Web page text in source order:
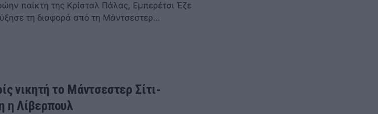
παίκτη της Κρίσταλ Πάλας, Εμπερέτσι Έζε
τη διαφορά από τη Μάντσεστερ…
νικητή το Μάντσεστερ Σίτι-
η Λίβερπουλ